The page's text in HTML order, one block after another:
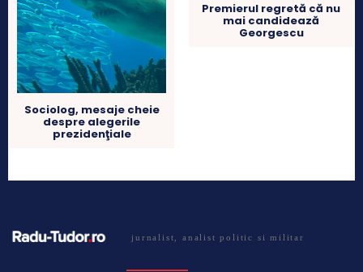
Sociolog, mesaje cheie
despre alegerile
prezidenţiale
Premierul regretă că nu
mai candidează
Georgescu
jurnalist, analist politic si militar